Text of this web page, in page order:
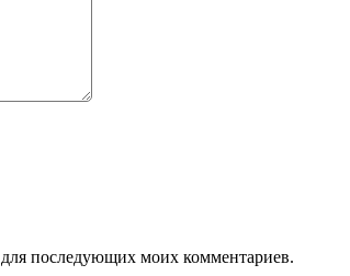
для последующих моих комментариев.